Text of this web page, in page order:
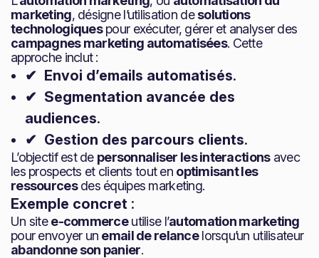
marketing, désigne l’utilisation desolutions
technologiquespour exécuter, gérer et analyser des
campagnes marketing automatisées. Cette
approche inclut :
✔ Envoi d’emails automatisés.
✔ Segmentation avancée des
audiences.
✔ Gestion des parcours clients.
L’objectif est de personnaliser les interactionsavec
les prospects et clients tout en optimisant les
ressourcesdes équipes marketing.
Exemple concret :
Un sitee-commerceutilise l’automation marketing
pour envoyer un email de relancelorsqu’un utilisateur
abandonne son panier.